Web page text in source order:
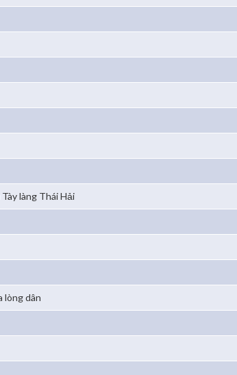
làng Thái Hải
lòng dân